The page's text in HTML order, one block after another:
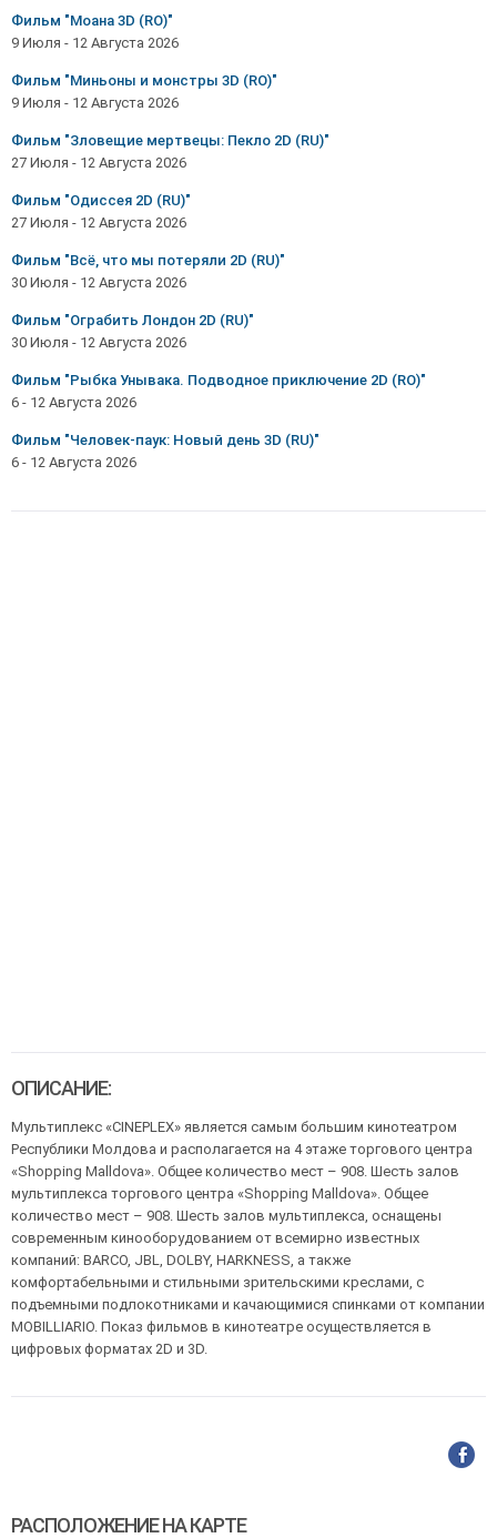
Фильм "Моана 3D (RO)"
9 Июля - 12 Августа 2026
Фильм "Миньоны и монстры 3D (RO)"
9 Июля - 12 Августа 2026
Фильм "Зловещие мертвецы: Пекло 2D (RU)"
27 Июля - 12 Августа 2026
Фильм "Одиссея 2D (RU)"
27 Июля - 12 Августа 2026
Фильм "Всё, что мы потеряли 2D (RU)"
30 Июля - 12 Августа 2026
Фильм "Ограбить Лондон 2D (RU)"
30 Июля - 12 Августа 2026
Фильм "Рыбка Унывака. Подводное приключение 2D (RO)"
6 - 12 Августа 2026
Фильм "Человек-паук: Новый день 3D (RU)"
6 - 12 Августа 2026
ОПИСАНИЕ:
Мультиплекс «CINEPLEX» является самым большим кинотеатром
Республики Молдова и располагается на 4 этаже торгового центра
«Shopping Malldova». Общее количество мест – 908. Шесть залов
мультиплекса торгового центра «Shopping Malldova». Общее
количество мест – 908. Шесть залов мультиплекса, оснащены
современным кинооборудованием от всемирно известных
компаний: BARCO, JBL, DOLBY, HARKNESS, а также
комфортабельными и стильными зрительскими креслами, с
подъемными подлокотниками и качающимися спинками от компании
MOBILLIARIO. Показ фильмов в кинотеатре осуществляется в
цифровых форматах 2D и 3D.
РАСПОЛОЖЕНИЕ НА КАРТЕ